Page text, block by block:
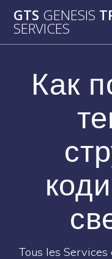
GTS GENESIS
SERVICES
Как
Tous les